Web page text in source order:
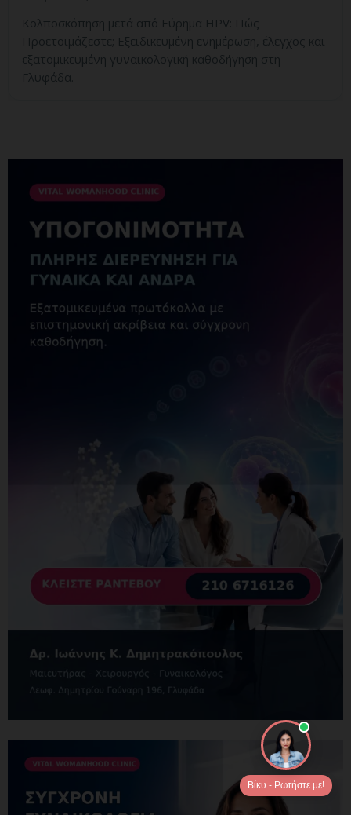
Κολποσκόπηση μετά από Εύρημα HPV: Πώς
Προετοιμάζεστε; Εξειδικευμένη ενημέρωση, έλεγχος και
εξατομικευμένη γυναικολογική καθοδήγηση στη
Γλυφάδα.
Βίκυ - Ρωτήστε με!